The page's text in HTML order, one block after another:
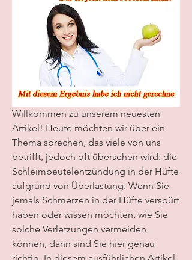
Willkommen zu unserem neuesten
Artikel! Heute möchten wir über ein
Thema sprechen, das viele von uns
betrifft, jedoch oft übersehen wird: die
Schleimbeutelentzündung in der Hüfte
aufgrund von Überlastung. Wenn Sie
jemals Schmerzen in der Hüfte verspürt
haben oder wissen möchten, wie Sie
solche Verletzungen vermeiden
können, dann sind Sie hier genau